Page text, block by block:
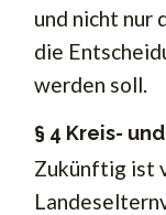
und nicht nur
die
werden soll.
§ 4 Kreis-
Zukünftig ist